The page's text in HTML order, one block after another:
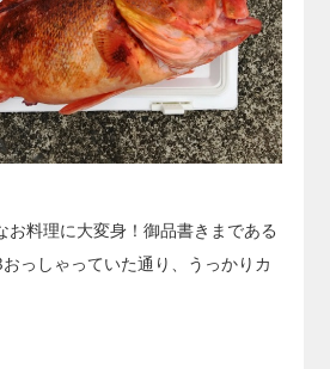
お料理に大変身！御品書きまである
っしゃっていた通り、うっかりカ